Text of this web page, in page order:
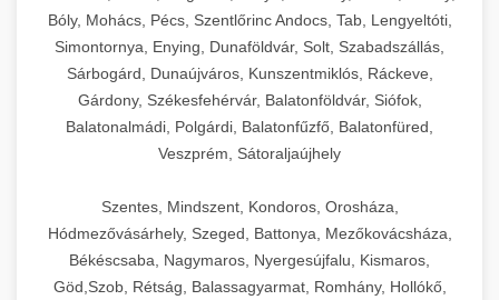
Bóly, Mohács, Pécs, Szentlőrinc Andocs, Tab, Lengyeltóti,
Simontornya, Enying, Dunaföldvár, Solt, Szabadszállás,
Sárbogárd, Dunaújváros, Kunszentmiklós, Ráckeve,
Gárdony, Székesfehérvár, Balatonföldvár, Siófok,
Balatonalmádi, Polgárdi, Balatonfűzfő, Balatonfüred,
Veszprém, Sátoraljaújhely
Szentes, Mindszent, Kondoros, Orosháza,
Hódmezővásárhely, Szeged, Battonya, Mezőkovácsháza,
Békéscsaba, Nagymaros, Nyergesújfalu, Kismaros,
Göd,Szob, Rétság, Balassagyarmat, Romhány, Hollókő,